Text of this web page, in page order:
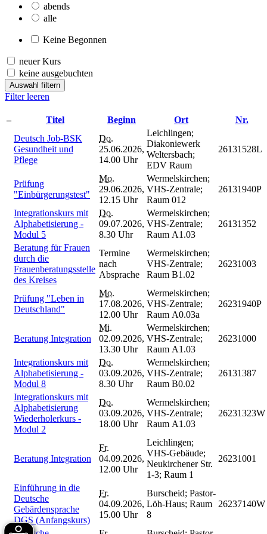
abends
alle
Keine Begonnen
neuer Kurs
keine ausgebuchten
Auswahl filtern
Filter leeren
– Titel Beginn Ort
Nr.
Deutsch Job-BSK
Gesundheit und
Pflege
Do.
25.06.2026,
14.00 Uhr
Leichlingen;
Diakoniewerk
Weltersbach;
EDV Raum
26131528L
Prüfung
"Einbürgerungstest"
Mo.
29.06.2026,
12.15 Uhr
Wermelskirchen;
VHS-Zentrale;
Raum 012
26131940P
Integrationskurs mit
Alphabetisierung -
Modul 5
Do.
09.07.2026,
8.30 Uhr
Wermelskirchen;
VHS-Zentrale;
Raum A1.03
26131352
Beratung für Frauen
durch die
Frauenberatungsstelle
des Kreises
Termine
nach
Absprache
Wermelskirchen;
VHS-Zentrale;
Raum B1.02
26231003
Prüfung "Leben in
Deutschland"
Mo.
17.08.2026,
12.00 Uhr
Wermelskirchen;
VHS-Zentrale;
Raum A0.03a
26231940P
Beratung Integration
Mi.
02.09.2026,
13.30 Uhr
Wermelskirchen;
VHS-Zentrale;
Raum A1.03
26231000
Integrationskurs mit
Alphabetisierung -
Modul 8
Do.
03.09.2026,
8.30 Uhr
Wermelskirchen;
VHS-Zentrale;
Raum B0.02
26131387
Integrationskurs mit
Alphabetisierung
Wiederholerkurs -
Modul 2
Do.
03.09.2026,
18.00 Uhr
Wermelskirchen;
VHS-Zentrale;
Raum A1.03
26231323W
Beratung Integration
Fr.
04.09.2026,
12.00 Uhr
Leichlingen;
VHS-Gebäude;
Neukirchener Str.
1-3; Raum 1
26231001
Einführung in die
Deutsche
Gebärdensprache
DGS (Anfangskurs)
Fr.
04.09.2026,
15.00 Uhr
Burscheid; Pastor-
Löh-Haus; Raum
8
26237140W